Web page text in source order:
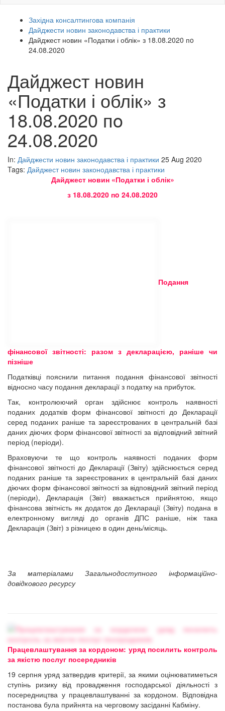
Західна консалтингова компанія
Дайджести новин законодавства і практики
Дайджест новин «Податки і облік» з 18.08.2020 пo
24.08.2020
Дайджест новин
«Податки і облік» з
18.08.2020 пo
24.08.2020
In: Дайджести новин законодавства і практики 25 Aug 2020
Tags: Дайджест новин законодавства і практики
Дайджест новин «Податки і облік»
з 18.08.2020 пo 24.08.2020
Подання
фінансової звітності: разом з декларацією, раніше чи
пізніше
Податківці пояснили питання подання фінансової звітності
відносно часу подання декларації з податку на прибуток.
Так, контролюючий орган здійснює контроль наявності
поданих додатків форм фінансової звітності до Декларації
серед поданих раніше та зареєстрованих в центральній базі
даних діючих форм фінансової звітності за відповідний звітний
період (періоди).
Враховуючи те що контроль наявності поданих форм
фінансової звітності до Декларації (Звіту) здійснюється серед
поданих раніше та зареєстрованих в центральній базі даних
діючих форм фінансової звітності за відповідний звітний період
(періоди), Декларація (Звіт) вважається прийнятою, якщо
фінансова звітність як додаток до Декларації (Звіту) подана в
електронному вигляді до органів ДПС раніше, ніж така
Декларація (Звіт) з різницею в один день/місяць.
За матеріалами Загальнодоступного інформаційно-
довідкового ресурсу
Працевлаштування за кордоном: уряд посилить контроль
за якістю послуг посередників
19 серпня урядзатвердив критерії, за якими оцінюватиметься
ступінь ризику від провадження господарської діяльності з
посередництва у працевлаштуванні за кордоном. Відповідна
постанова була прийнята на черговому засіданні Кабміну.